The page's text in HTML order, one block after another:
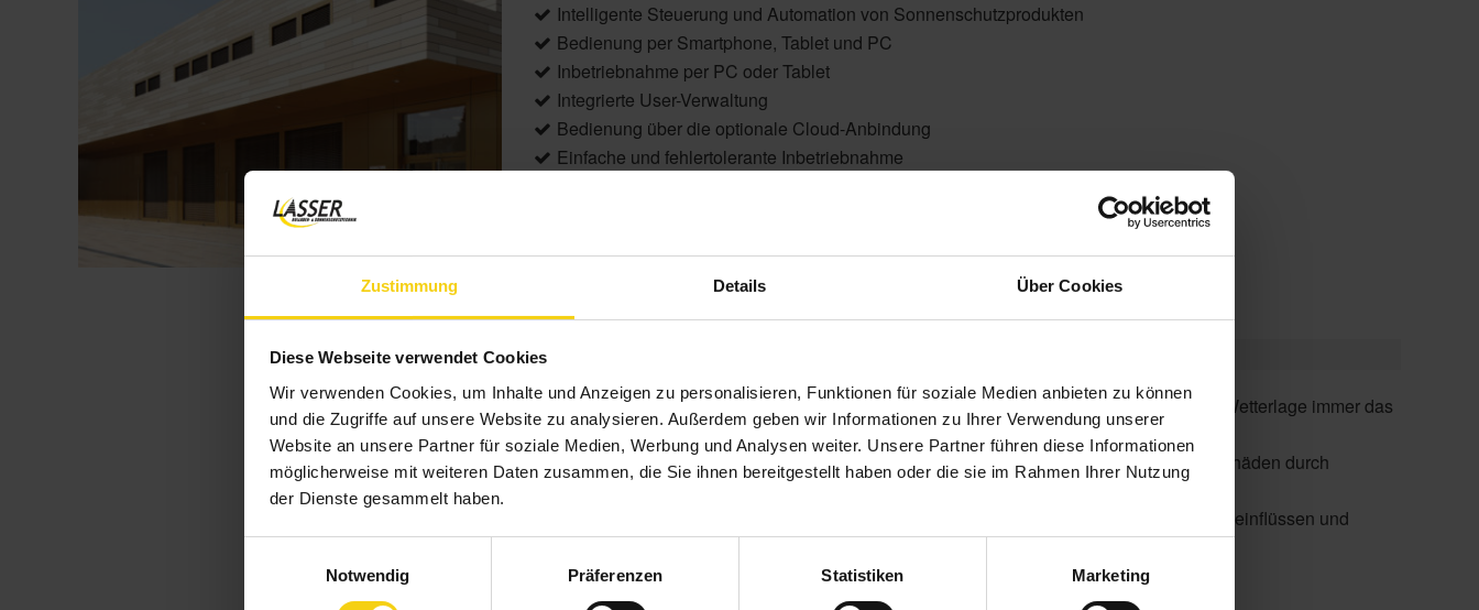
Zustimmung Details Über Cookies
Diese Webseite verwendet Cookies
Wir verwenden Cookies, um Inhalte und Anzeigen zu personalisieren, Funktionen für soziale Medien anbieten zu können
und die Zugriffe auf unsere Website zu analysieren. Außerdem geben wir Informationen zu Ihrer Verwendung unserer
Website an unsere Partner für soziale Medien, Werbung und Analysen weiter. Unsere Partner führen diese Informationen
möglicherweise mit weiteren Daten zusammen, die Sie ihnen bereitgestellt haben oder die sie im Rahmen Ihrer Nutzung
der Dienste gesammelt haben.
Notwendig
Präferenzen Statistiken Marketing
Intelligente Steuerung und Automation von Sonnenschutzprodukten
Bedienung per Smartphone, Tablet und PC
Inbetriebnahme per PC oder Tablet
Integrierte User-Verwaltung
Bedienung über die optionale Cloud-Anbindung
Einfache und fehlertolerante Inbetriebnahme
Produktdetails
Mehr KomfortDurch eine individuelle Automation nach Tageszeit, Sonnenstand und Wetterlage immer das
perfekte Wohlfühlklima genießen.
Mehr Sicherheit Dank cleverer Anwesenheitssimulation und Vermeidung von Sturmschäden durch
Heizung, Licht und Sonnenschutz steuern sich selbst nach Umgebungseinflüssen und
Mehr Bedienfreude
Mit nur einer intuitiven App für Sonnenschutz, Licht und mehr.